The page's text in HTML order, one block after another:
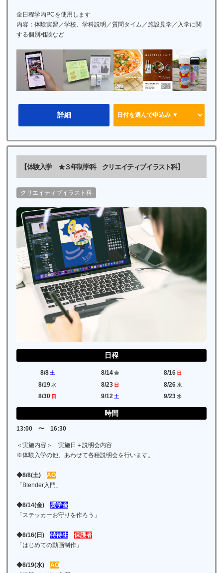
全日程学内PCを使用します
内容：体験実習／学校、学科説明／質問タイム／施設見学／入学に関
する個別相談など
詳細
【体験入学 ★３年制学科 クリエイティブイラスト科】
クリエイティブイラスト科
日程
8/8 土 8/14金 8/16 日
8/19 水 8/23 日 8/26水
8/30 日 9/12 土 9/23水
時間
13:00 〜 16:30
＜実施内容＞ 実施日＋説明会内容
※体験入学の他、あわせて各種説明会を行います。
◆8/8(土)AO
「Blender入門」
◆8/14(金)
奨学金
「ステッカーお守りを作ろう」
◆8/16(日) 特待生
保護者
「はじめての動画制作」
◆8/19(水)
AO